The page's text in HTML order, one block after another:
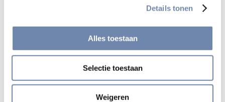
Details tonen
Alles toestaan
Selectie toestaan
Weigeren
vluchten en een visum voor het buitenland proberen te
pakken te krijgen. Daarentegen ken ik Syriërs met een
Amerikaans paspoort die desondanks weigeren te
emigreren. In Aleppo ontmoette ik een jonge vrouw die
daar in uiterst gevaarlijke omstandigheden koppig blijft
lesgeven. Voor zulke mensen heb ik veel respect. Veel